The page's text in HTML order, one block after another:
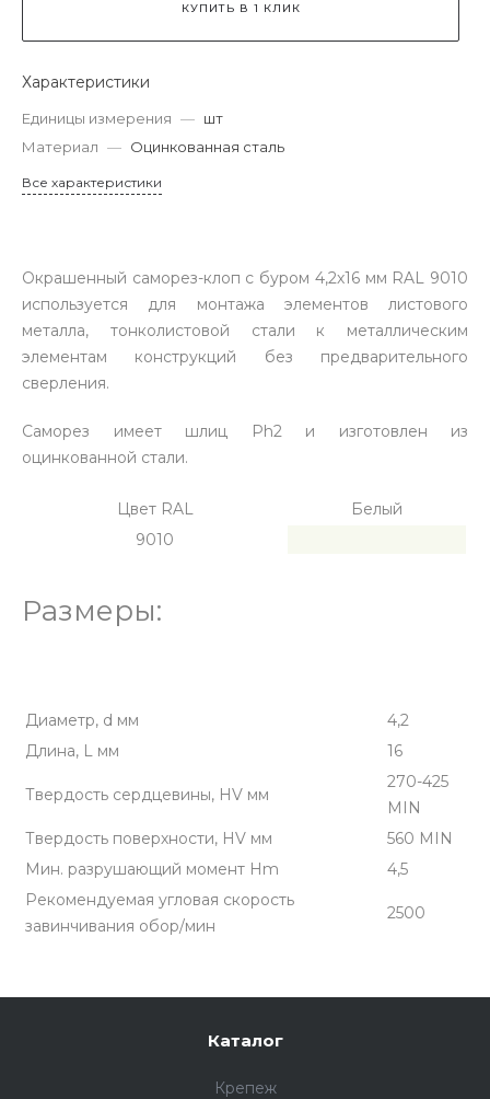
КУПИТЬ В 1 КЛИК
Характеристики
Единицы измерения — шт
Материал — Оцинкованная сталь
Все характеристики
Окрашенный саморез-клоп с буром 4,2х16 мм RAL 9010
используется для монтажа элементов листового
металла, тонколистовой стали к металлическим
элементам конструкций без предварительного
сверления.
Саморез имеет шлиц Ph2 и изготовлен из
оцинкованной стали.
Цвет RAL
Белый
9010
Размеры:
Диаметр, d мм
4,2
Длина, L мм
16
Твердость сердцевины, HV мм
270-425
MIN
Твердость поверхности, HV мм
560 MIN
Мин. разрушающий момент Hm
4,5
Рекомендуемая угловая скорость
завинчивания обор/мин
2500
Каталог
Крепеж